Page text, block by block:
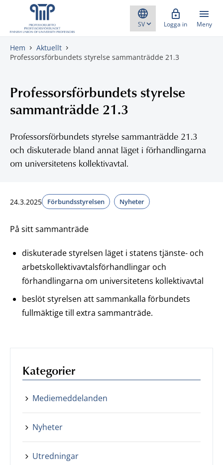
Gå direkt till innehåll
Logga in Meny
Hem
Aktuellt
Professorsförbundets styrelse sammanträdde 21.3
Professorsförbundets styrelse
sammanträdde 21.3
Professorsförbundets styrelse sammanträdde 21.3
och diskuterade bland annat läget i förhandlingarna
om universitetens kollektivavtal.
24.3.2025 Förbundsstyrelsen Nyheter
På sitt sammanträde
diskuterade styrelsen läget i statens tjänste- och
arbetskollektivavtalsförhandlingar och
förhandlingarna om universitetens kollektivavtal
beslöt styrelsen att sammankalla förbundets
fullmäktige till extra sammanträde.
Kategorier
Mediemeddelanden
Nyheter
Utredningar